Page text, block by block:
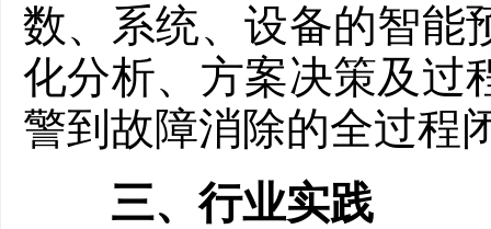
数、系统、设备的智能
化分析、方案决策及过
警到故障消除的全过程
三、行业实践